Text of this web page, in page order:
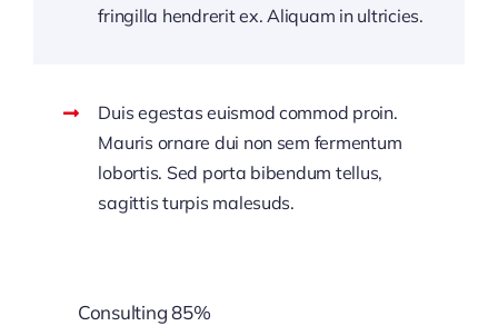
fringilla hendrerit ex. Aliquam in ultricies.
Duis egestas euismod commod proin.
Mauris ornare dui non sem fermentum
lobortis. Sed porta bibendum tellus,
sagittis turpis malesuds.
Consulting85%